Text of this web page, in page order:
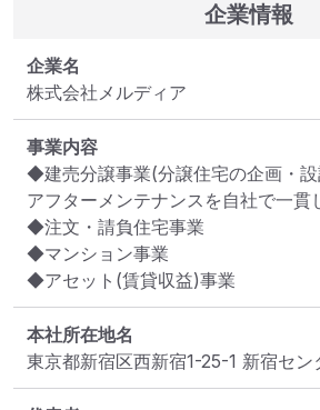
企業情報
企業名
株式会社メルディア
事業内容
◆建売分譲事業(分譲住宅の企画・設
アフターメンテナンスを自社で一貫
◆注文・請負住宅事業
◆マンション事業
◆アセット(賃貸収益)事業
本社所在地名
東京都新宿区西新宿1-25-1 新宿セン